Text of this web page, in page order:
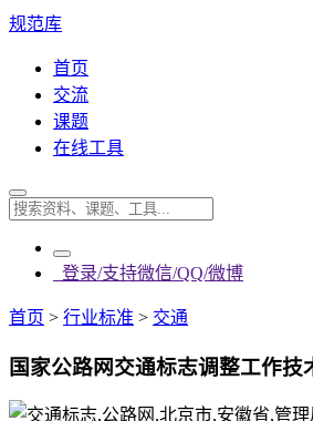
规范库
首页
交流
课题
在线工具
登录/支持微信/QQ/微博
首页 > 行业标准 > 交通
国家公路网交通标志调整工作技